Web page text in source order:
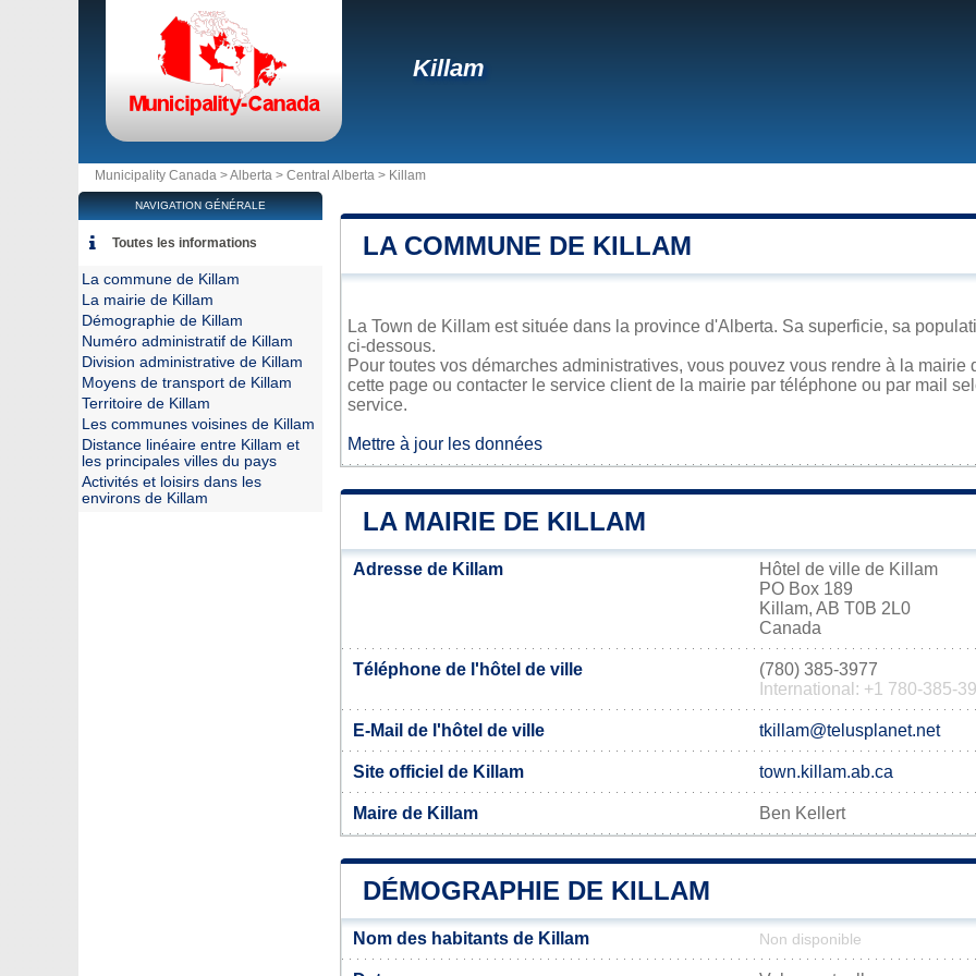
Killam
Municipality Canada >Alberta > Central Alberta > Killam
LA COMMUNE DE KILLAM
La Town de Killam est située dans la province d'Alberta. Sa superficie, sa
ci-dessous.
Pour toutes vos démarches administratives, vous pouvez vous rendre à la
cette page ou contacter le service client de la mairie par téléphone ou par mail
service.
Mettre à jour les données
LA MAIRIE DE KILLAM
Adresse de Killam
Hôtel de ville de Killam
PO Box 189
Killam, AB T0B 2L0
Canada
Téléphone de l'hôtel de ville
(780) 385-3977
International: +1 780-385-
E-Mail de l'hôtel de ville tkillam@telusplanet.net
Site officiel de Killam town.killam.ab.ca
Maire de Killam Ben Kellert
DÉMOGRAPHIE DE KILLAM
Nom des habitants de Killam Non disponible
NAVIGATION GÉNÉRALE
Toutes les informations
La commune de Killam
La mairie de Killam
Démographie de Killam
Numéro administratif de Killam
Division administrative de Killam
Moyens de transport de Killam
Territoire de Killam
Les communes voisines de Killam
Distance linéaire entre Killam et
les principales villes du pays
Activités et loisirs dans les
environs de Killam